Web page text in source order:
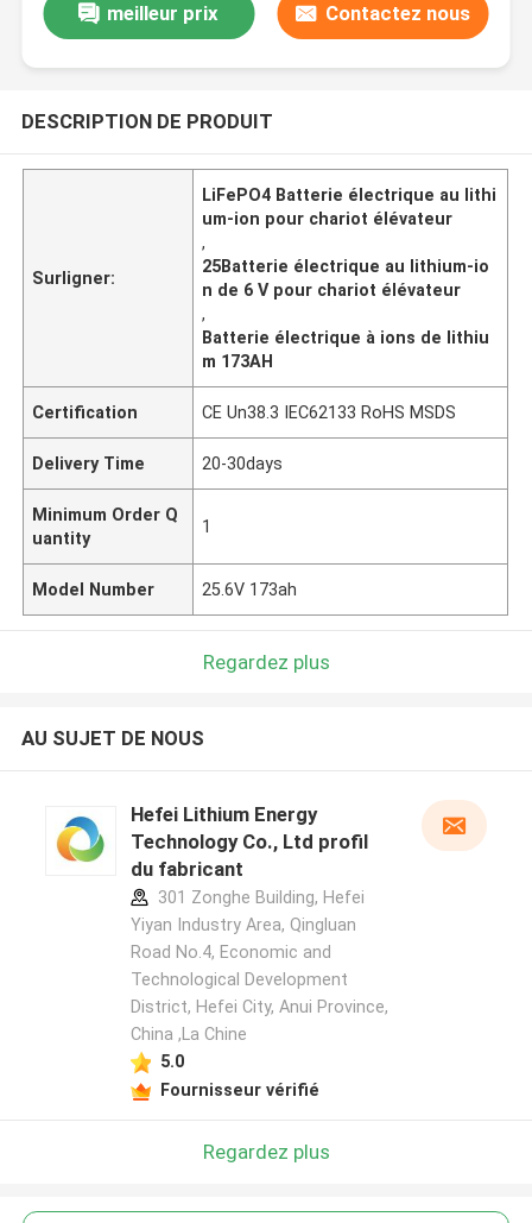
meilleur prix Contactez nous
DESCRIPTION DE PRODUIT
Surligner:
LiFePO4 Batterie électrique au lithi
um-ion pour chariot élévateur
,
25Batterie électrique au lithium-io
n de 6 V pour chariot élévateur
,
Batterie électrique à ions de lithiu
m 173AH
Certification CE Un38.3 IEC62133 RoHS MSDS
Delivery Time 20-30days
Minimum Order Q
uantity
1
Model Number 25.6V 173ah
Regardez plus
AU SUJET DE NOUS
Hefei Lithium Energy
Technology Co., Ltd profil
du fabricant
301 Zonghe Building, Hefei
Yiyan Industry Area, Qingluan
Road No.4, Economic and
Technological Development
District, Hefei City, Anui Province,
China ,La Chine
5.0
Fournisseur vérifié
Regardez plus